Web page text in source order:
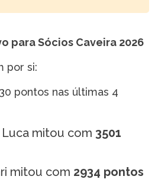
para Sócios Caveira 2026
por si:
pontos nas últimas 4
mitou com 3501
mitou com 2934 pontos